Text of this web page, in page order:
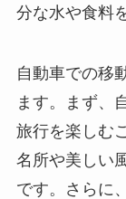
分な水や食料
自動車での移
ます。まず、
旅行を楽しむ
名所や美しい
です。さらに